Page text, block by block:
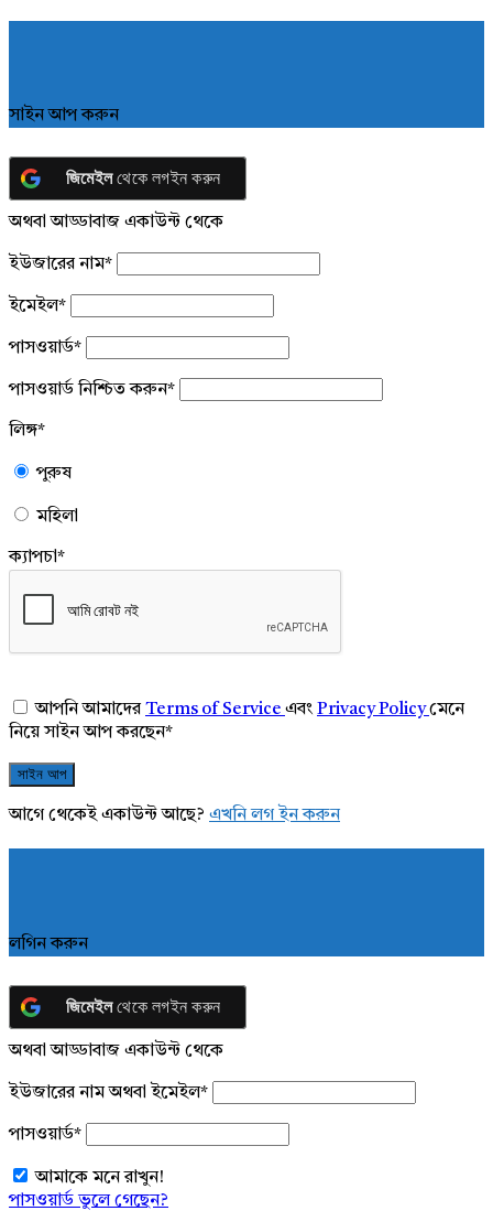
সাইন আপ করুন
জিমেইলথেকে লগইন করুন
অথবা আড্ডাবাজ একাউন্ট থেকে
ইউজারের নাম*
ইমেইল*
পাসওয়ার্ড*
পাসওয়ার্ড নিশ্চিত করুন*
লিঙ্গ*
পুরুষ
মহিলা
ক্যাপচা*
আপনি আমাদেরTerms of Service এবং Privacy Policyমেনে
নিয়ে সাইন আপ করছেন*
আগে থেকেই একাউন্ট আছে? এখনি লগ ইন করুন
লগিন করুন
জিমেইলথেকে লগইন করুন
অথবা আড্ডাবাজ একাউন্ট থেকে
ইউজারের নাম অথবা ইমেইল*
পাসওয়ার্ড*
আমাকে মনে রাখুন!
পাসওয়ার্ড ভুলে গেছেন?